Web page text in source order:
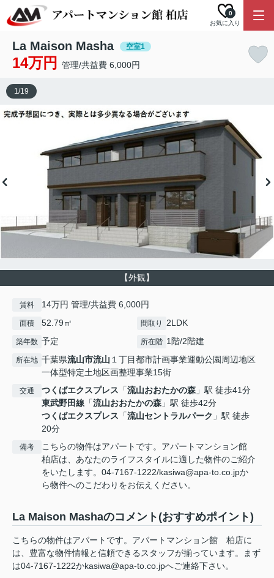
お気に入り
0
La Maison Masha 空室1
14万円 管理/共益費 6,000円
【外観】
1/19
賃料 14万円 管理/共益費 6,000円
面積 52.79㎡ 間取り 2LDK
築年数 予定 所在階 1階/2階建
所在地 千葉県流山市流山 １丁目都市計画事業運動公園周辺地区
一体型特定土地区画整理事業15街
交通 つくばエクスプレス 「流山おおたかの森 」駅 徒歩41分
東武野田線 「流山おおたかの森 」駅 徒歩42分
つくばエクスプレス 「流山セントラルパーク 」駅 徒歩
20分
備考
こちらの物件はアパートです。アパートマンション館
柏店は、あなたのライフスタイルに適した物件のご紹介
をいたします。04-7167-1222/kasiwa@apa-to.co.jpか
ら物件へのこだわりをお伝えください。
La Maison Mashaのコメント(おすすめポイント)
こちらの物件はアパートです。アパートマンション館 柏店に
は、豊富な物件情報と信頼できるスタッフが揃っています。まず
は04-7167-1222かkasiwa@apa-to.co.jpへご連絡下さい。